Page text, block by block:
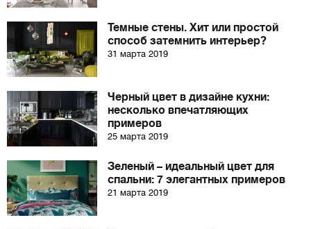
Темные стены. Хит или простой
способ затемнить интерьер?
31 марта 2019
Черный цвет в дизайне кухни:
несколько впечатляющих
примеров
25 марта 2019
Зеленый – идеальный цвет для
спальни: 7 элегантных примеров
21 марта 2019